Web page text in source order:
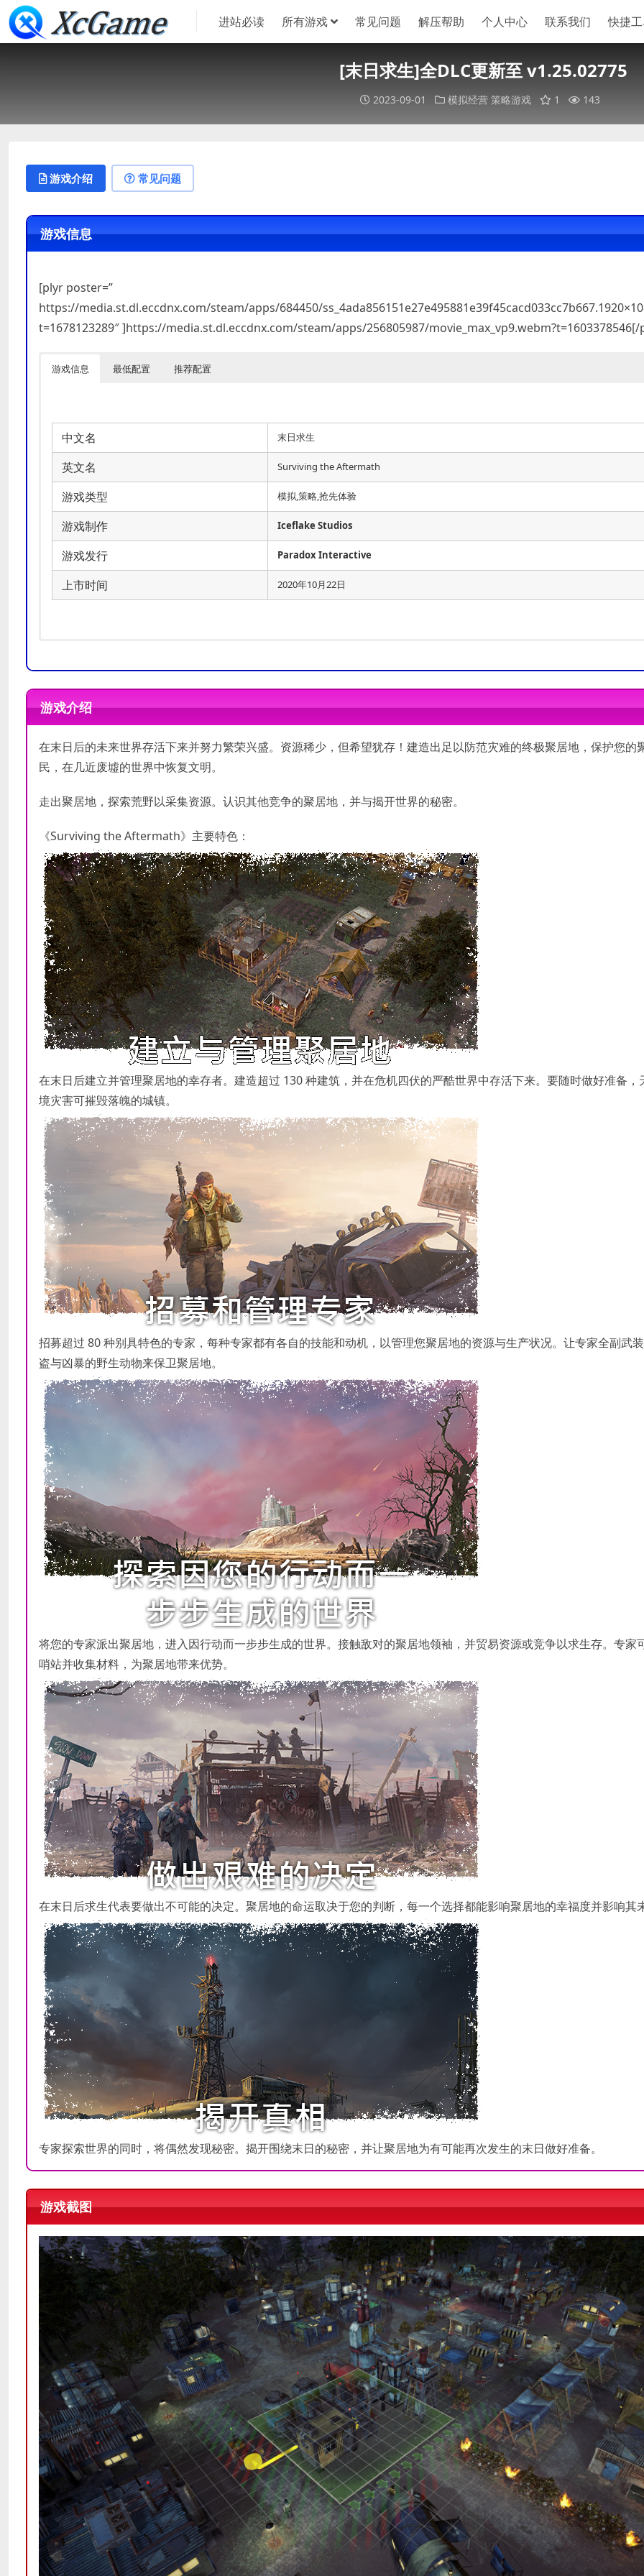
进站必读 所有游戏 常见问题 解压帮助 个人中心 联系我们 快捷
[末日求生]全DLC更新至 v1.25.02775
2023-09-01 模拟经营 策略游戏 1 143
游戏介绍 常见问题
游戏信息
[plyr poster=”
https://media.st.dl.eccdnx.com/steam/apps/684450/
t=1678123289″ ]https://media.st.dl.eccdnx.com/steam/apps/256805987/
游戏信息 最低配置 推荐配置
中文名 末日求生
英文名 Surviving the Aftermath
游戏类型 模拟,策略,抢先体验
游戏制作 Iceflake Studios
游戏发行 Paradox Interactive
上市时间 2020年10月22日
处理器
Intel® iCore™ i5-2500K or AMD® Phenom™ II X6 1090T
Nvidia® GeForce™ GTX 580 or AMD® Radeon™ HD 7870
存储空间 需要 4 GB 可用空间
声卡
处理器
Intel® iCore™ i5-3570K or AMD® Ryzen™ 3 2200G
Nvidia® GeForce™ GTX 760 or AMD® Radeon™ R9 380
存储空间 需要 4 GB 可用空间
声卡
游戏介绍
在末日后的未来世界存活下来并努力繁荣兴盛。资源稀少，但希望犹存！建造出足以防范灾难的终极聚居地，保护您的
民，在几近废墟的世界中恢复文明。
走出聚居地，探索荒野以采集资源。认识其他竞争的聚居地，并与揭开世界的秘密。
《Surviving the Aftermath》主要特色：
在末日后建立并管理聚居地的幸存者。建造超过 130 种建筑，并在危机四伏的严酷世界中存活下来。要随时做好准备，
境灾害可摧毁落魄的城镇。
招募超过 80 种别具特色的专家，每种专家都有各自的技能和动机，以管理您聚居地的资源与生产状况。让专家全副武
盗与凶暴的野生动物来保卫聚居地。
将您的专家派出聚居地，进入因行动而一步步生成的世界。接触敌对的聚居地领袖，并贸易资源或竞争以求生存。专家
哨站并收集材料，为聚居地带来优势。
在末日后求生代表要做出不可能的决定。聚居地的命运取决于您的判断，每一个选择都能影响聚居地的幸福度并影响其
专家探索世界的同时，将偶然发现秘密。揭开围绕末日的秘密，并让聚居地为有可能再次发生的末日做好准备。
游戏截图